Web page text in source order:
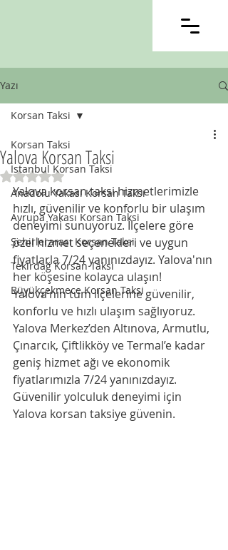
Yazı
Korsan Taksi
İstanbul Korsan Taksi
Anadolu Yakası Korsan Taksi
Avrupa Yakası Korsan Taksi
Şehirlerarası Korsan Taksi
Tekirdağ Korsan Taksi
Büyükçekmece Korsan Taksi
Korsan Taksi
Yalova Korsan Taksi
5 üzerinden NaN yıldız
Yalova korsan taksi hizmetlerimizle
hızlı, güvenilir ve konforlu bir ulaşım
deneyimi sunuyoruz. İlçelere göre
özel hizmet seçenekleri ve uygun
fiyatlarla 7/24 yanınızdayız. Yalova'nın
her köşesine kolayca ulaşın!
Yalova’nın tüm ilçelerine güvenilir,
konforlu ve hızlı ulaşım sağlıyoruz.
Yalova Merkez’den Altınova, Armutlu,
Çınarcık, Çiftlikköy ve Termal’e kadar
geniş hizmet ağı ve ekonomik
fiyatlarımızla 7/24 yanınızdayız.
Güvenilir yolculuk deneyimi için
Yalova korsan taksiye güvenin.